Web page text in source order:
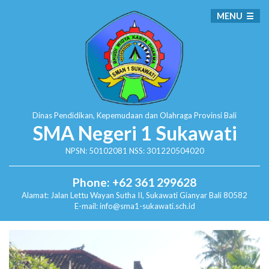
Dinas Pendidikan, Kepemudaan dan Olahraga Provinsi Bali
SMA Negeri 1 Sukawati
NPSN: 50102081 NSS: 301220504020
Phone: +62 361 299628
Alamat: Jalan Lettu Wayan Sutha II, SukawatiGianyar Bali 80582
E-mail: info@sma1-sukawati.sch.id
MENU